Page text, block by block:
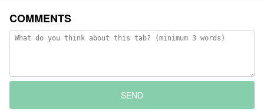
COMMENTS
SEND